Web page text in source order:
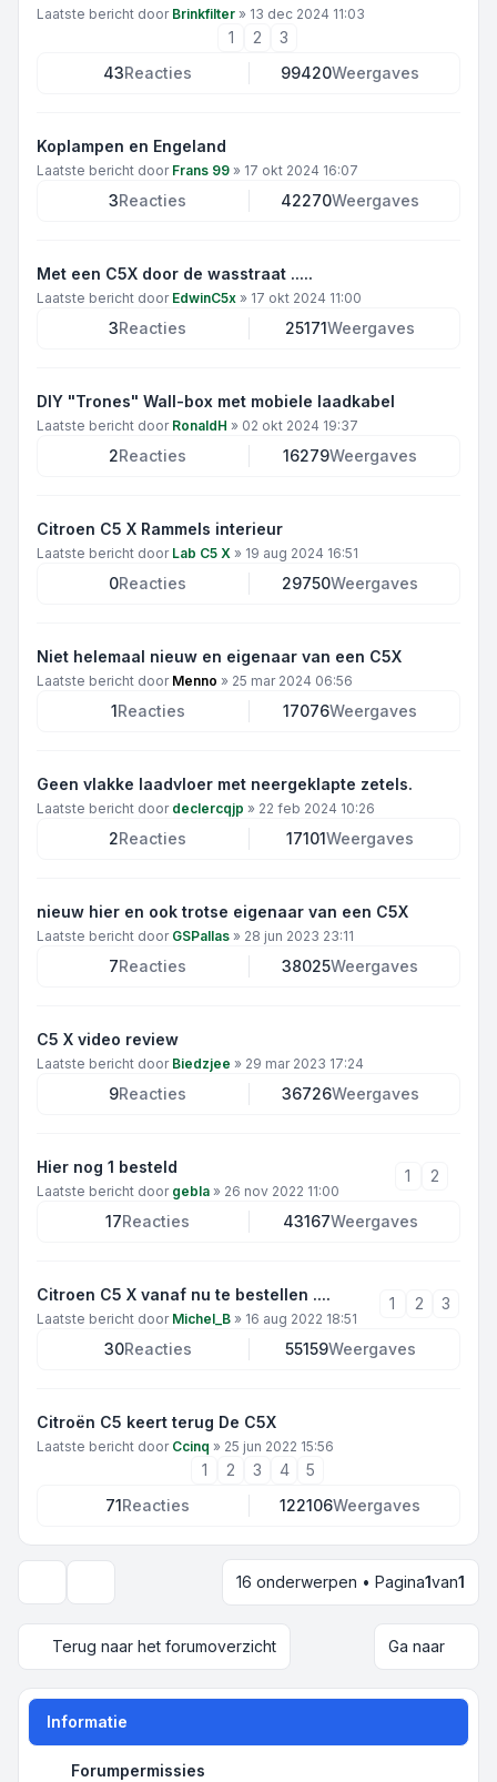
Laatste bericht door Brinkfilter » 13 dec 2024 11:03
1 2
3
43Reacties 99420Weergaves
Koplampen en Engeland
Laatste bericht door Frans 99 » 17 okt 2024 16:07
3Reacties 42270Weergaves
Met een C5X door de wasstraat .....
Laatste bericht door EdwinC5x » 17 okt 2024 11:00
3Reacties 25171Weergaves
DIY "Trones" Wall-box met mobiele laadkabel
Laatste bericht door RonaldH » 02 okt 2024 19:37
2Reacties 16279Weergaves
Citroen C5 X Rammels interieur
Laatste bericht door Lab C5 X » 19 aug 2024 16:51
0Reacties 29750Weergaves
Niet helemaal nieuw en eigenaar van een C5X
Laatste bericht door Menno » 25 mar 2024 06:56
1Reacties 17076Weergaves
Geen vlakke laadvloer met neergeklapte zetels.
Laatste bericht door declercqjp » 22 feb 2024 10:26
2Reacties 17101Weergaves
nieuw hier en ook trotse eigenaar van een C5X
Laatste bericht door GSPallas » 28 jun 2023 23:11
7Reacties 38025Weergaves
C5 X video review
Laatste bericht door Biedzjee » 29 mar 2023 17:24
9Reacties 36726Weergaves
Hier nog 1 besteld
Laatste bericht door gebla » 26 nov 2022 11:00
1 2
17Reacties 43167Weergaves
Citroen C5 X vanaf nu te bestellen ....
Laatste bericht door Michel_B » 16 aug 2022 18:51
1 2 3
30Reacties 55159Weergaves
Citroën C5 keert terug De C5X
Laatste bericht door Ccinq » 25 jun 2022 15:56
1 2 3 4
5
71Reacties 122106Weergaves
Weergave- en sorteeropties16 onderwerpen • Pagina1van1
Terug naar het forumoverzicht Ga naar
Informatie
Forumpermissies